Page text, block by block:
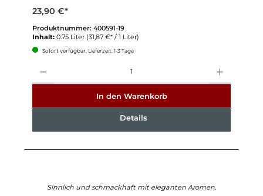
23,90 €*
Produktnummer: 400591-19
Inhalt: 0.75 Liter (31,87 €* / 1 Liter)
Sofort verfügbar, Lieferzeit: 1-3 Tage
In den Warenkorb
Details
Sinnlich und schmackhaft mit eleganten Aromen.